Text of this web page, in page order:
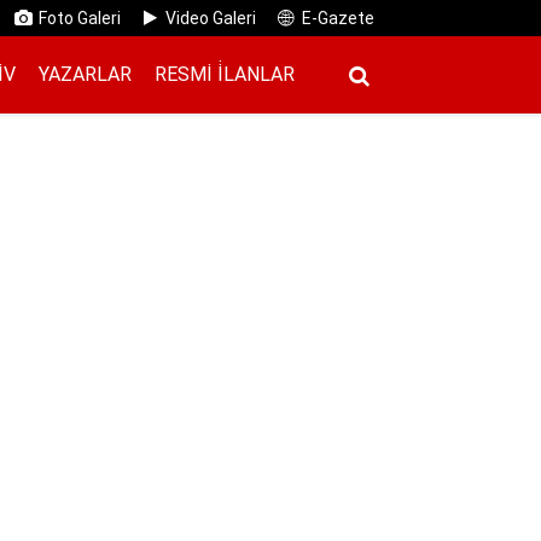
Foto Galeri Video Galeri E-Gazete
YAZARLAR RESMI İ̇LANLAR